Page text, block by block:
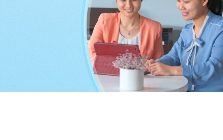
면 최선을 다해야 한다.”라는 덕행에 관한 말에는 분
부탁한 일이 네 에너지와 시간, 세월을 그리 많이 필
다면, 또는 네게 적당한 환경과 조건이 갖춰져 있다면
지 않고 선을 벗어나지 않은 타인의 요구를 충족시켜
너지를 필요로 하며 네 세월을 많이 빼앗아 간다면,
임과 의무, 네가 이행해야 할 피조물의 본분이 무로
를 봉양하고 자식을 키우며 사회와 법률의 테두리 안